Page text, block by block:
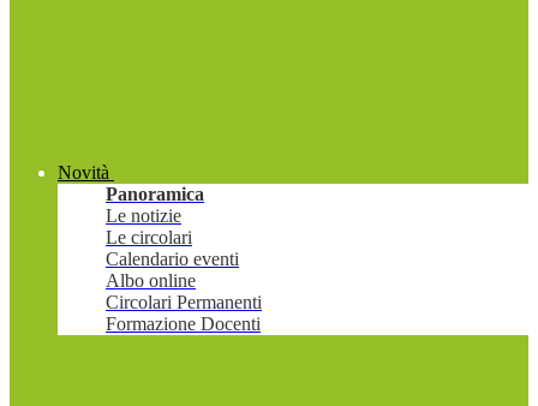
Novità
Panoramica
Le notizie
Le circolari
Calendario eventi
Albo online
Circolari Permanenti
Formazione Docenti